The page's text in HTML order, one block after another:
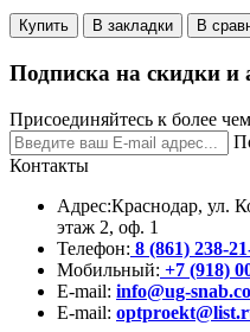
Купить В закладки В
Подписка на скидки и
Присоединяйтесь к более
Контакты
Адрес:Краснодар, ул.
этаж 2, оф. 1
Телефон: 8 (861) 238-
Мобильный: +7 (918)
E-mail: info@ug-
E-mail: